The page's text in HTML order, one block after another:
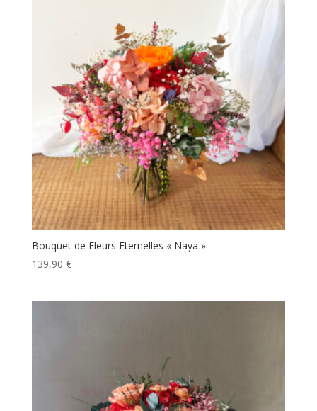
Bouquet de Fleurs Eternelles « Naya »
139,90 €